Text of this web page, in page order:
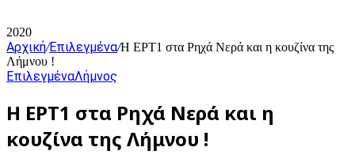
2020
Αρχική/Επιλεγμένα/Η ΕΡΤ1 στα Ρηχά Νερά και η κουζίνα της
Λήμνου !
ΕπιλεγμέναΛήμνος
Η ΕΡΤ1 στα Ρηχά Νερά και η
κουζίνα της Λήμνου !